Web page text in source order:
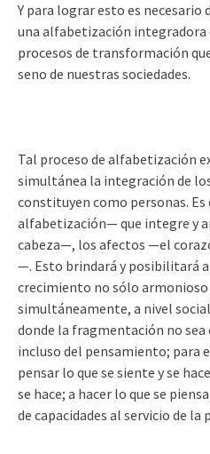
Y para lograr esto es
una alfabetización integradora
procesos de transformación
seno de nuestras sociedades.
Tal proceso de alfabetización
simultánea la integración de
constituyen como personas. Es
alfabetización— que integre y
cabeza—, los afectos —el
—. Esto brindará y posibilitará
crecimiento no sólo
simultáneamente, a nivel
donde la fragmentación no
incluso del pensamiento; para
pensar lo que se siente y se
se hace; a hacer lo que se
de capacidades al servicio de la